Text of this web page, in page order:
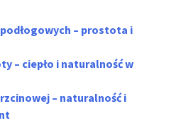
– prostota i
– ciepło i naturalność w
– naturalność i